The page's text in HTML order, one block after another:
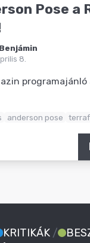
Pose a
8.
anderson pose
KRITIKÁK /